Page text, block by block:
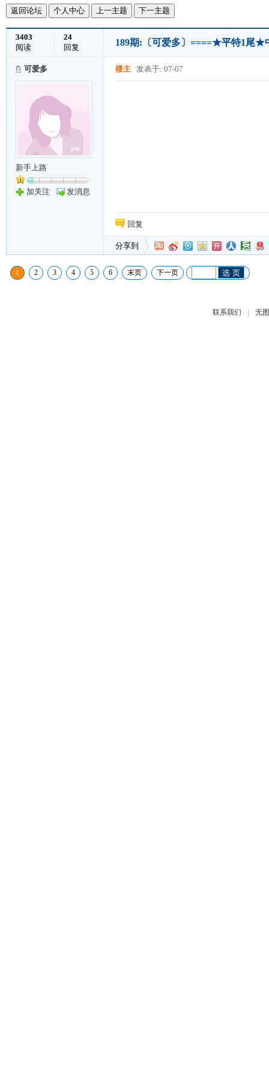
返回论坛 个人中心 上一主题 下一主题
3403
阅读
24
回复
189期:〔可爱多〕====★平特1尾
可爱多
新手上路
加关注 发消息
楼主 发表于: 07-07
回复
分享到
1 2 3 4 5 6 末页 下一页 选 页
联系我们 | 无